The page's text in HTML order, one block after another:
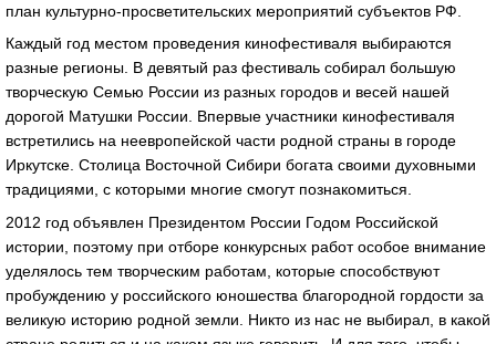
план культурно-просветительских мероприятий субъектов РФ.
Каждый год местом проведения кинофестиваля выбираются
разные регионы. В девятый раз фестиваль собирал большую
творческую Семью России из разных городов и весей нашей
дорогой Матушки России. Впервые участники кинофестиваля
встретились на неевропейской части родной страны в городе
Иркутске. Столица Восточной Сибири богата своими духовными
традициями, с которыми многие смогут познакомиться.
2012 год объявлен Президентом России Годом Российской
истории, поэтому при отборе конкурсных работ особое внимание
уделялось тем творческим работам, которые способствуют
пробуждению у российского юношества благородной гордости за
великую историю родной земли. Никто из нас не выбирал, в какой